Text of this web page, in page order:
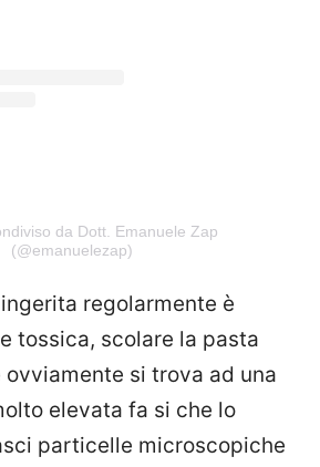
da Dott. Emanuele Zap
(@emanuelezap)
regolarmente è
tossica, scolare la pasta
ovviamente si trova ad una
elevata fa si che lo
particelle microscopiche